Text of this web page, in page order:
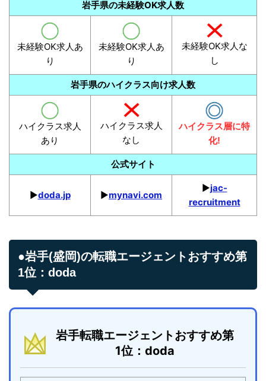
岩手県の未経験OK求人数
未経験OK求人あ
り
未経験OK求人あ
り
未経験OK求人な
し
岩手県のハイクラス向け求人数
ハイクラス求人
あり
ハイクラス求人
なし
ハイクラス層に特
化!
公式サイト
▶︎doda.jp ▶︎mynavi.com
▶︎jac-
recruitment
●岩手(盛岡)の転職エージェントおすすめ第
1位：doda
岩手転職エージェントおすすめ第
1位：doda